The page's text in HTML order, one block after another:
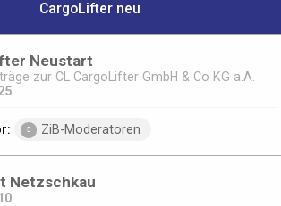
CargoLifter neu
Neustart
zur CL CargoLifter GmbH & Co KG a.A.
ZiB-Moderatoren
Netzschkau